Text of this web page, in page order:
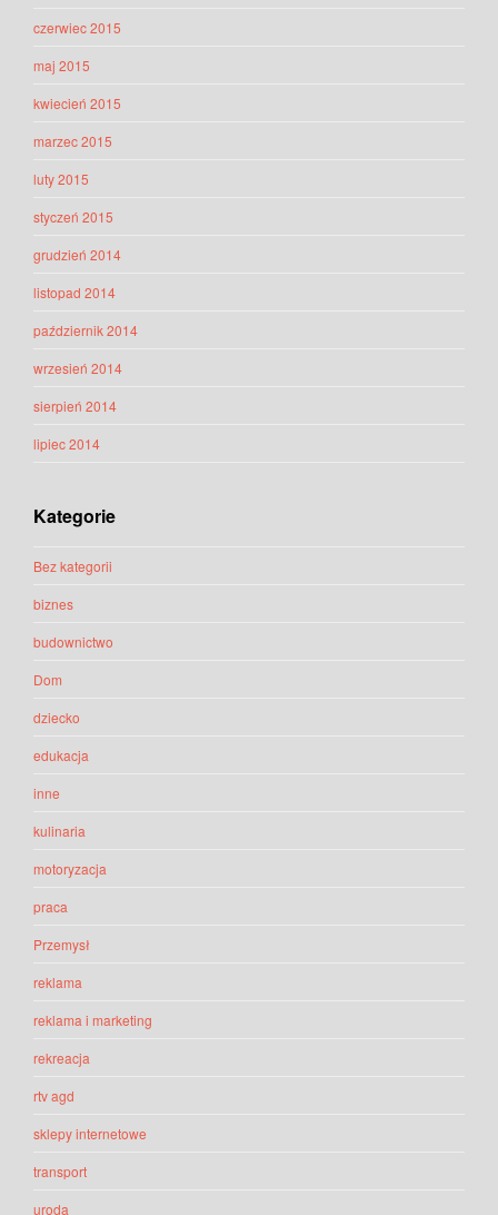
czerwiec 2015
maj 2015
kwiecień 2015
marzec 2015
luty 2015
styczeń 2015
grudzień 2014
listopad 2014
październik 2014
wrzesień 2014
sierpień 2014
lipiec 2014
Kategorie
Bez kategorii
biznes
budownictwo
Dom
dziecko
edukacja
inne
kulinaria
motoryzacja
praca
Przemysł
reklama
reklama i marketing
rekreacja
rtv agd
sklepy internetowe
transport
uroda